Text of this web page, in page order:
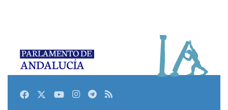
FacebookTwitterYoutubeInstagram
Telegram
RSS